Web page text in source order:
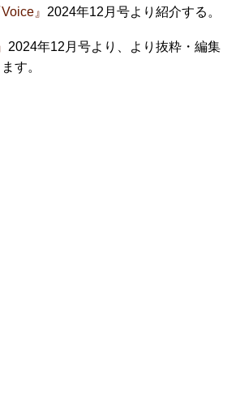
Voice』 2024年12月号より紹介する。
2024年12月号より、より抜粋・編集
す。